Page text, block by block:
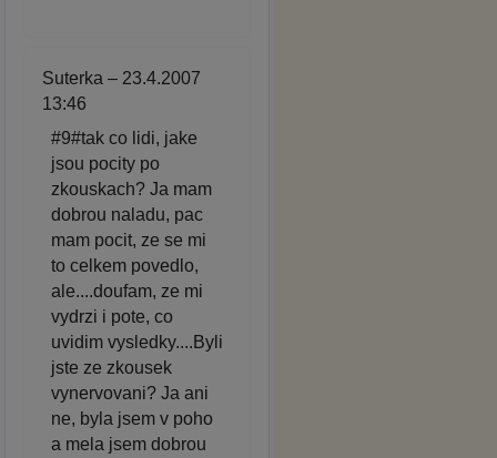
Suterka – 23.4.2007
13:46
#9#tak co lidi, jake
jsou pocity po
zkouskach? Ja mam
dobrou naladu, pac
mam pocit, ze se mi
to celkem povedlo,
ale....doufam, ze mi
vydrzi i pote, co
uvidim vysledky....Byli
jste ze zkousek
vynervovani? Ja ani
ne, byla jsem v poho
a mela jsem dobrou